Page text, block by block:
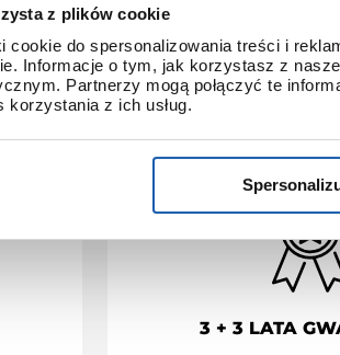
z plików cookie
cookie do spersonalizowania treści i
Informacje o tym, jak korzystasz z
Partnerzy mogą połączyć te
korzystania z ich usług.
KORZYŚCI Z
DYSTRYBUCJI
3 + 3 LATA